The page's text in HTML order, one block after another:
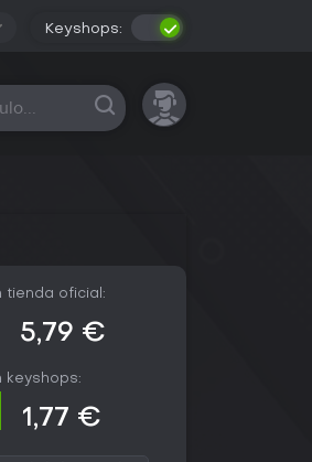
Keyshops:
tienda oficial:
5,79 €
keyshops:
1,77 €